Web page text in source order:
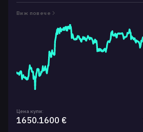
Виж повече
Цена купи:
1650.1600 €